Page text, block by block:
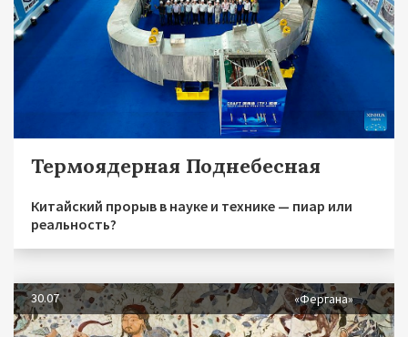
Термоядерная Поднебесная
Китайский прорыв в науке и технике — пиар или
реальность?
30.07 «Фергана»